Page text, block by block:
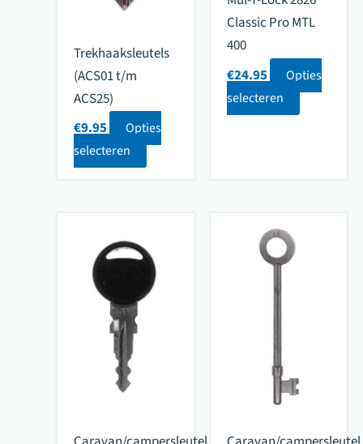
Trekhaaksleutels
(ACS01 t/m
ACS25)
€9.95
Opties
selecteren
Classic Pro MTL
400
€24.95
Opties
selecteren